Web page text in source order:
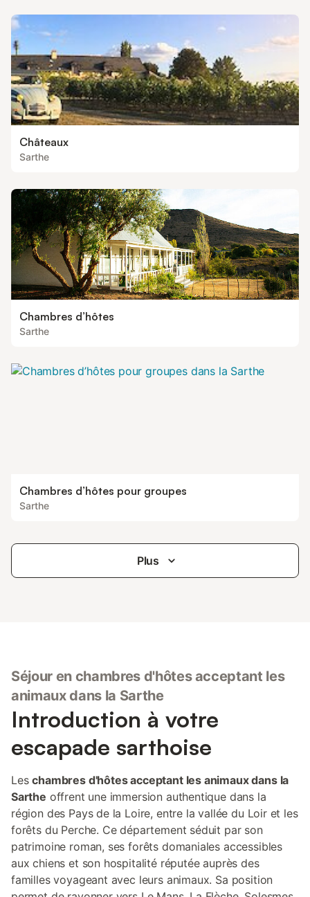
Châteaux
Sarthe
Chambres d’hôtes
Sarthe
Chambres d’hôtes pour groupes
Sarthe
Plus
Séjour en chambres d'hôtes acceptant les
animaux dans la Sarthe
Introduction à votre
escapade sarthoise
Leschambres d'hôtes acceptant les animaux dans la
Sarthe offrent une immersion authentique dans la
région des Pays de la Loire, entre la vallée du Loir et les
forêts du Perche. Ce département séduit par son
patrimoine roman, ses forêts domaniales accessibles
aux chiens et son hospitalité réputée auprès des
familles voyageant avec leurs animaux. Sa position